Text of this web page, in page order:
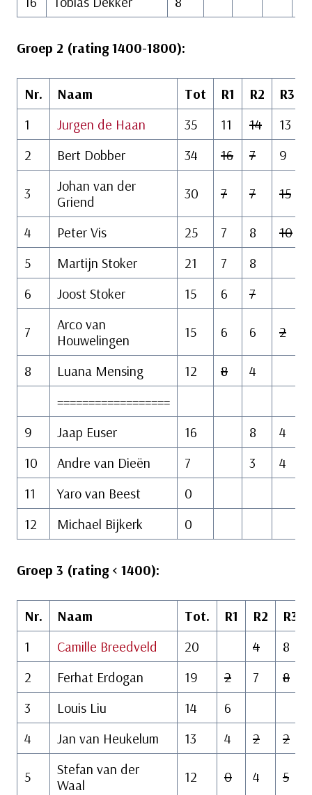
Groep 2 (rating 1400-1800):
Nr. Naam Tot R1 R2 R3
1
Jurgen de Haan 35 11 14
13
2
Bert Dobber 34 16 7 9
3
Johan van der
Griend
30 7 7 15
4 Peter Vis 25 7 8 10
5
Martijn Stoker 21 7 8
6
Joost Stoker 15 6 7
7
Arco van
Houwelingen
15 6 6 2
8 Luana Mensing 12 8 4
==================
9
Jaap Euser 16 8
4
10
Andre van Dieën 7 3
4
11
Yaro van Beest 0
12
Michael Bijkerk 0
Groep 3 (rating < 1400):
Nr. Naam Tot. R1 R2
R3
1
Camille Breedveld 20 4
8
2
Ferhat Erdogan 19 2 7
8
3
Louis Liu 14
6
4
Jan van Heukelum 13 4 2 2
5
Stefan van der
Waal
12 0 4 5